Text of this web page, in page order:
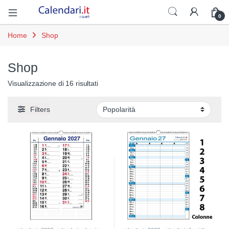
Open
0
Home Shop
Shop
Visualizzazione di 16 risultatiPopolarità
Filters